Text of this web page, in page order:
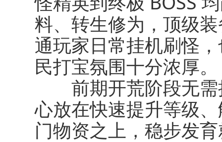
料、转生修为，顶级
通玩家日常挂机刷怪
民打宝氛围十分浓厚。
前期开荒阶段无需
心放在快速提升等级
门物资之上，稳步发